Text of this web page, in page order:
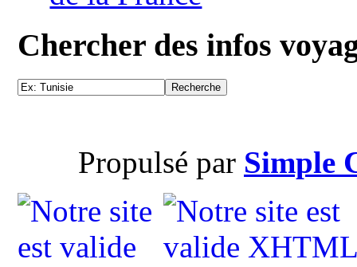
Chercher des infos
Propulsé par Simple